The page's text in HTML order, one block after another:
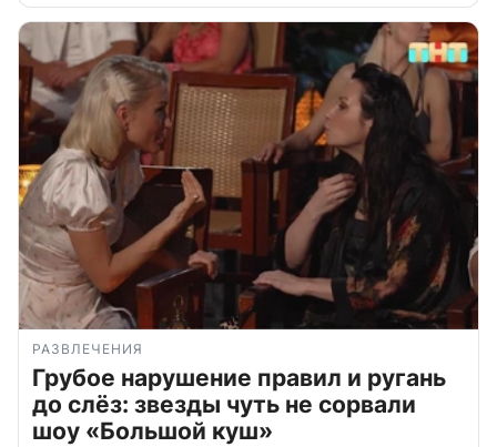
РАЗВЛЕЧЕНИЯ
Грубое нарушение правил и ругань
до слёз: звезды чуть не сорвали
шоу «Большой куш»